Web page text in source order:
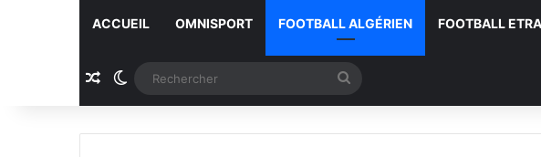
ACCUEIL OMNISPORT FOOTBALL ALGÉRIEN FOOTBALL
Article Aléatoire
Switch skin